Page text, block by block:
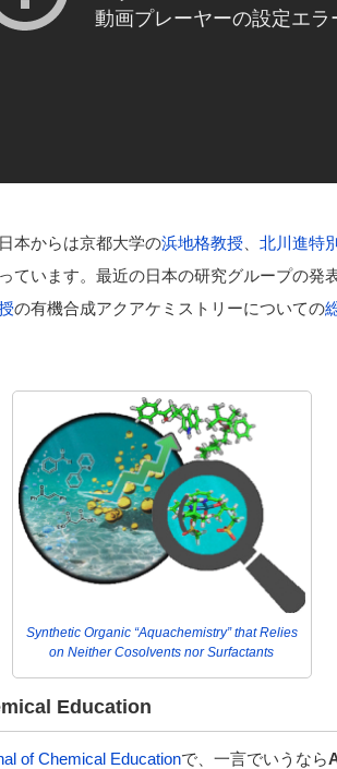
本からは京都大学の浜地格教授 北川進特
ています。最近の日本の研究グループの発
の有機合成アクアケミストリーについての
Synthetic Organic “Aquachemistry” that Relies
on Neither Cosolvents nor Surfactants
Education
of Chemical Educationで、一言でいうなら